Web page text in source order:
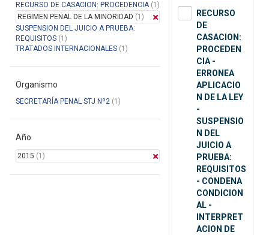
RECURSO DE CASACION: PROCEDENCIA(1)
REGIMEN PENAL DE LA MINORIDAD (1)
SUSPENSION DEL JUICIO A PRUEBA:
REQUISITOS (1)
TRATADOS INTERNACIONALES (1)
Organismo
SECRETARÍA PENAL STJ Nº2 (1)
Año
2015 (1)
RECURSO
DE
CASACION:
PROCEDEN
CIA -
ERRONEA
APLICACIO
N DE LA LEY
-
SUSPENSIO
N DEL
JUICIO A
PRUEBA:
REQUISITOS
- CONDENA
CONDICION
AL -
INTERPRET
ACION DE